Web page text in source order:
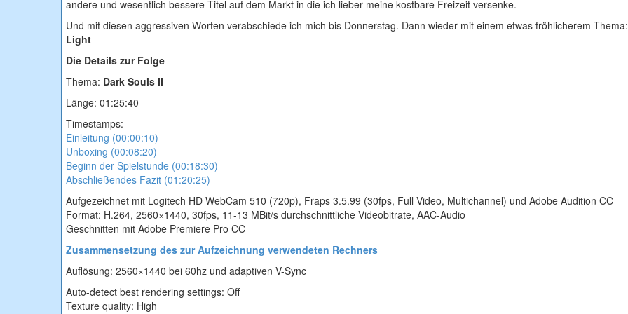
andere und wesentlich bessere Titel auf dem Markt in die ich lieber meine kostbare Freizeit versenke.
Und mit diesen aggressiven Worten verabschiede ich mich bis Donnerstag. Dann wieder mit einem etwas fröhlicherem Thema:
Light
Die Details zur Folge
Thema: Dark Souls II
Länge: 01:25:40
Timestamps:
Einleitung (00:00:10)
Unboxing (00:08:20)
Beginn der Spielstunde (00:18:30)
Abschließendes Fazit (01:20:25)
Aufgezeichnet mit Logitech HD WebCam 510 (720p), Fraps 3.5.99 (30fps, Full Video, Multichannel) und Adobe Audition CC
Format: H.264, 2560×1440, 30fps, 11-13 MBit/s durchschnittliche Videobitrate, AAC-Audio
Geschnitten mit Adobe Premiere Pro CC
Zusammensetzung des zur Aufzeichnung verwendeten Rechners
Auflösung: 2560×1440 bei 60hz und adaptiven V-Sync
Auto-detect best rendering settings: Off
Texture quality: High